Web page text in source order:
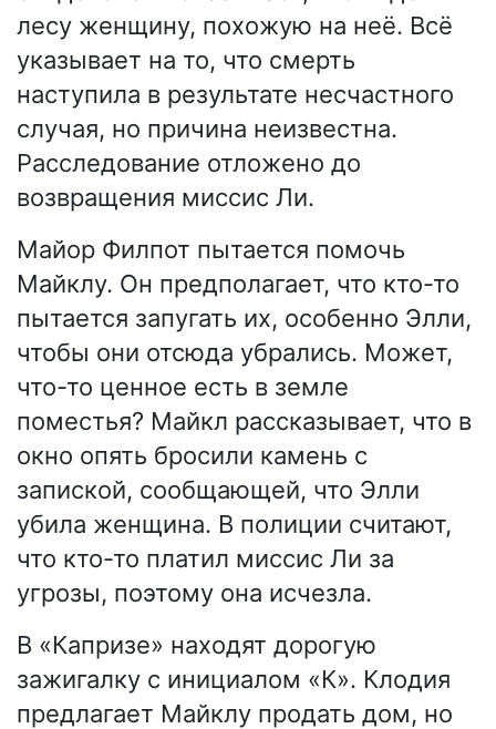
лесу женщину, похожую на неё. Всё
указывает на то, что смерть
наступила в результате несчастного
случая, но причина неизвестна.
Расследование отложено до
возвращения миссис Ли.
Майор Филпот пытается помочь
Майклу. Он предполагает, что кто-то
пытается запугать их, особенно Элли,
чтобы они отсюда убрались. Может,
что-то ценное есть в земле
поместья? Майкл рассказывает, что в
окно опять бросили камень с
запиской, сообщающей, что Элли
убила женщина. В полиции считают,
что кто-то платил миссис Ли за
угрозы, поэтому она исчезла.
В «Капризе» находят дорогую
зажигалку с инициалом «К». Клодия
предлагает Майклу продать дом, но